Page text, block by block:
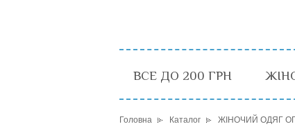
ВСЕ ДО 200 ГРН
Головна Каталог ЖІНОЧИЙ ОДЯГ